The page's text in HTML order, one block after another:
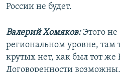
России не будет.
Валерий Хомяков: Этого не
региональном уровне, там
крутых нет, как был тот
Договоренности